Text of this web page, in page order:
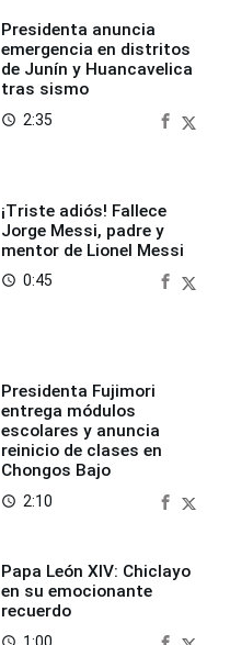
Presidenta anuncia
emergencia en distritos
de Junín y Huancavelica
tras sismo
access_time 2:35
¡Triste adiós! Fallece
Jorge Messi, padre y
mentor de Lionel Messi
access_time 0:45
Presidenta Fujimori
entrega módulos
escolares y anuncia
reinicio de clases en
Chongos Bajo
access_time 2:10
Papa León XIV: Chiclayo
en su emocionante
recuerdo
access_time